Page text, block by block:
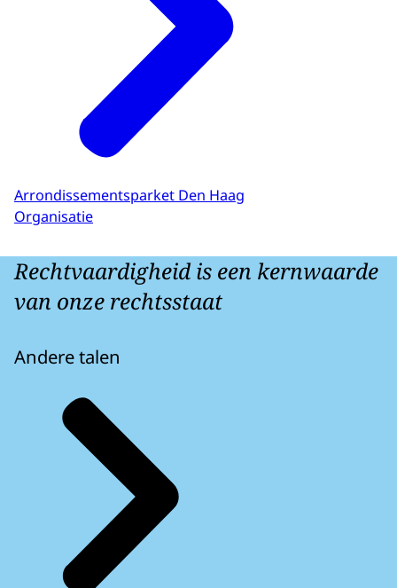
Arrondissementsparket Den Haag
Organisatie
Rechtvaardigheid is een kernwaarde
van onze rechtsstaat
Andere talen